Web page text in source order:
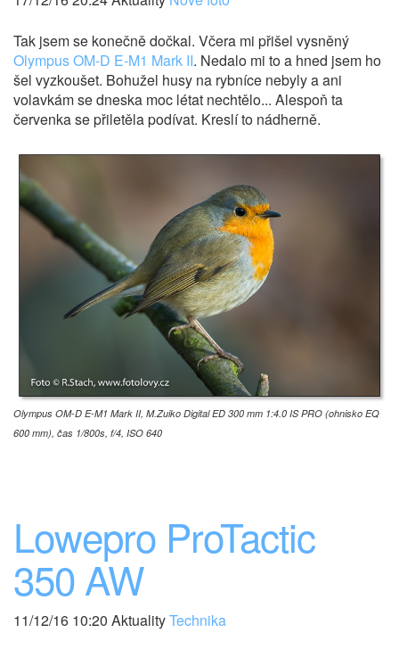
Tak jsem se konečně dočkal. Včera mi přišel vysněný
Olympus OM-D E-M1 Mark II. Nedalo mi to a hned jsem ho
šel vyzkoušet. Bohužel husy na rybníce nebyly a ani
volavkám se dneska moc létat nechtělo... Alespoň ta
červenka se přiletěla podívat. Kreslí to nádherně.
Olympus OM-D E-M1 Mark II, M.Zuiko Digital ED 300 mm 1:4.0 IS PRO (ohnisko EQ
600 mm), čas 1/800s, f/4, ISO 640
Lowepro ProTactic
350 AW
11/12/16 10:20 AktualityTechnika